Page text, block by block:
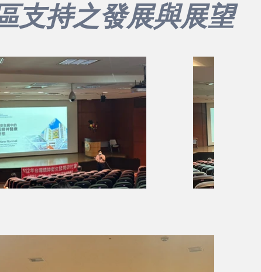
支持之發展與展望